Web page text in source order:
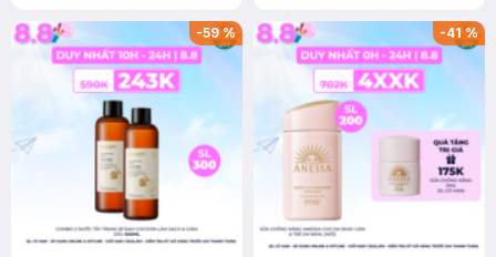
-59% -41%